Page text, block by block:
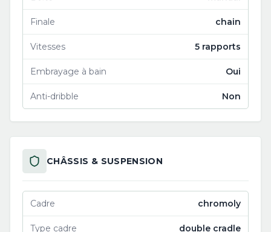
Finale chain
Vitesses 5 rapports
Embrayage à bain Oui
Anti-dribble Non
CHÂSSIS & SUSPENSION
Cadre chromoly
Type cadre double cradle